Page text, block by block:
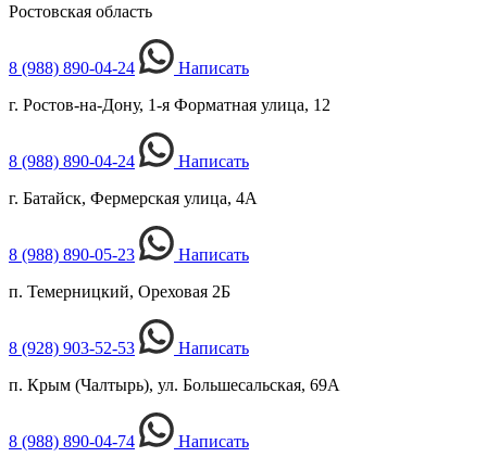
Ростовская область
8 (988) 890-04-24
Написать
г. Ростов-на-Дону, 1-я Форматная улица, 12
8 (988) 890-04-24
Написать
г. Батайск, Фермерская улица, 4А
8 (988) 890-05-23
Написать
п. Темерницкий, Ореховая 2Б
8 (928) 903-52-53
Написать
п. Крым (Чалтырь), ул. Большесальская, 69А
8 (988) 890-04-74 Написать